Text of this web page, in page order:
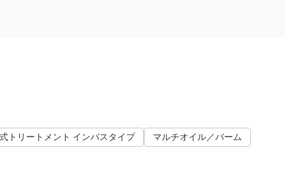
トリートメント インバスタイプ マルチオイル／バーム